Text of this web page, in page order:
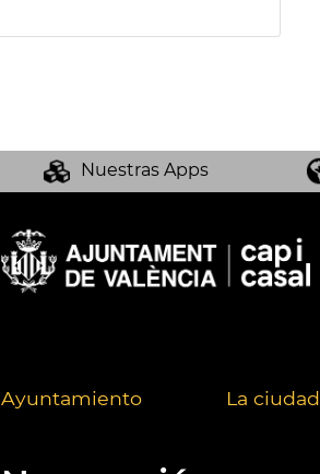
Nuestras Apps
Ayuntamiento La ciudad